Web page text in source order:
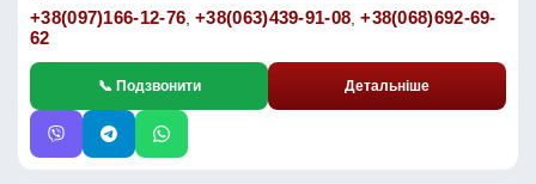
+38(097)166-12-76 ,+38(063)439-91-08 ,+38(068)692-69-
62
📞 Подзвонити Детальніше